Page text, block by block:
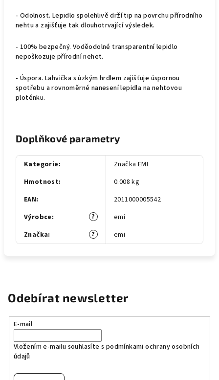
- Odolnost. Lepidlo spolehlivě drží tip na povrchu přírodního
nehtu a zajišťuje tak dlouhotrvající výsledek.
- 100% bezpečný. Voděodolné transparentní lepidlo
nepoškozuje přírodní nehet.
- Úspora. Lahvička s úzkým hrdlem zajišťuje úspornou
spotřebu a rovnoměrné nanesení lepidla na nehtovou
ploténku.
Doplňkové parametry
Kategorie:
Značka EMI
Hmotnost:
0.008 kg
EAN:
2011000005542
?
Výrobce:
emi
?
Značka: emi
Odebírat newsletter
E-mail
Vložením e-mailu souhlasíte s podmínkami ochrany osobních
údajů